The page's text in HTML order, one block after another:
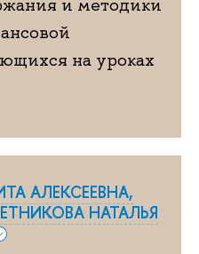
на уроках
АЛЕКСЕЕВНА,
НАТАЛЬЯ